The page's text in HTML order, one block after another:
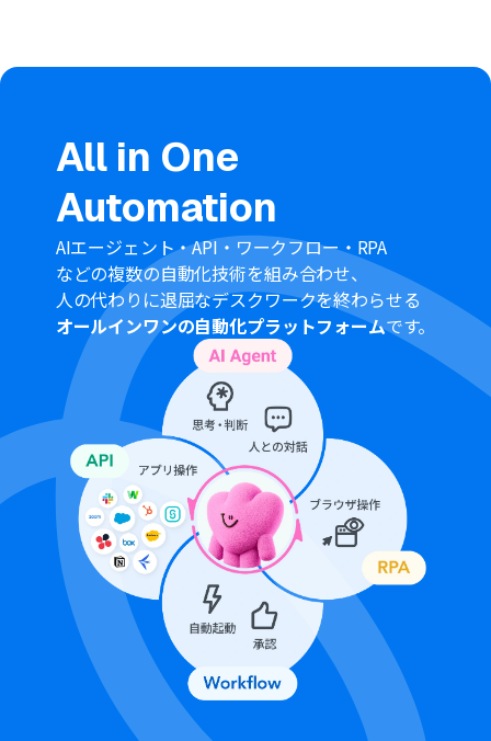
ルアドレスのドメイン、作成日など）をもとに、通知の条
ださい。
注意事項
Square、DiscordのそれぞれとYoomを連携してくださ
い。
分岐はミニプラン以上のプランでご利用いただける機能
（オペレーション）となっております。フリープランの場
合は設定しているフローボットのオペレーションはエラ
ーとなりますので、ご注意ください。
ミニプランなどの有料プランは、2週間の無料トライアル
を行うことが可能です。無料トライアル中には制限対象の
アプリや機能（オペレーション）を使用することができ
ます。
All in One
Automation
AIエージェント・API・ワークフロー・RPA
などの複数の自動化技術を組み合わせ、
人の代わりに退屈なデスクワークを終わらせる
オールインワンの自動化プラットフォームです。